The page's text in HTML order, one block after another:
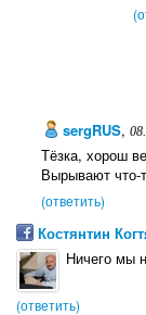
sergRUS,
Тёзка, хорош
Вырывают что-
(ответить)
Костянтин
Ничего мы
(ответить)